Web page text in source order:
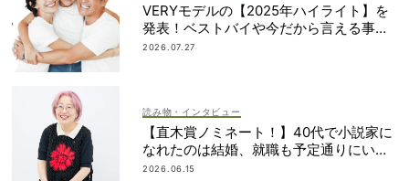
VERYモデルの【2025年ハイライト】を
発表！ベストバイや今だから言える事件
簿も大公開
2026.07.27
読み物・インタビュー
【直木賞ノミネート！】40代で小説家に
なれたのは結婚、就職も予定通りにいか
なかったから｜朝倉かすみさん
2026.06.15